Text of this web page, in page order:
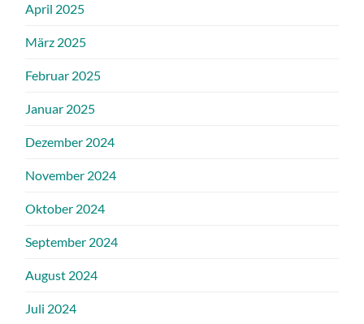
April 2025
März 2025
Februar 2025
Januar 2025
Dezember 2024
November 2024
Oktober 2024
September 2024
August 2024
Juli 2024